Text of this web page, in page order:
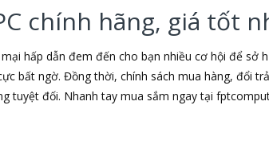
chính hãng, giá tốt
hấp dẫn đem đến cho bạn nhiều cơ hội để sở
bất ngờ. Đồng thời, chính sách mua hàng, đổi
tuyệt đối. Nhanh tay mua sắm ngay tại